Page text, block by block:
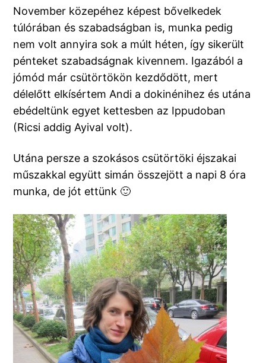
November közepéhez képest bővelkedek
túlórában és szabadságban is, munka pedig
nem volt annyira sok a múlt héten, így sikerült
pénteket szabadságnak kivennem. Igazából a
jómód már csütörtökön kezdődött, mert
délelőtt elkísértem Andi a dokinénihez és utána
ebédeltünk egyet kettesben az Ippudoban
(Ricsi addig Ayival volt).
Utána persze a szokásos csütörtöki éjszakai
műszakkal együtt simán összejött a napi 8 óra
munka, de jót ettünk 🙂